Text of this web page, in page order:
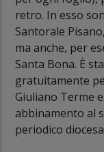
retro. In esso
Santorale
ma anche, per
Santa Bona. È
gratuitamente
Giuliano Terme
abbinamento al
periodico